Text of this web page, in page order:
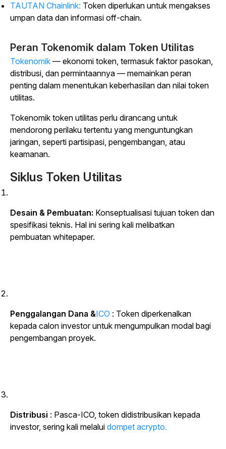
TAUTAN Chainlink: Token diperlukan untuk mengakses
umpan data dan informasi off-chain.
Peran Tokenomik dalam Token Utilitas
Tokenomik — ekonomi token, termasuk faktor pasokan,
distribusi, dan permintaannya — memainkan peran
penting dalam menentukan keberhasilan dan nilai token
utilitas.
Tokenomik token utilitas perlu dirancang untuk
mendorong perilaku tertentu yang menguntungkan
jaringan, seperti partisipasi, pengembangan, atau
keamanan.
Siklus Token Utilitas
Desain & Pembuatan: Konseptualisasi tujuan token dan
spesifikasi teknis. Hal ini sering kali melibatkan
pembuatan whitepaper.
Penggalangan Dana &ICO : Token diperkenalkan
kepada calon investor untuk mengumpulkan modal bagi
pengembangan proyek.
Distribusi : Pasca-ICO, token didistribusikan kepada
investor, sering kali melalui dompet acrypto.